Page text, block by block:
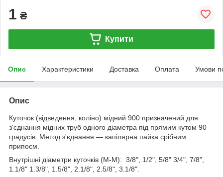
1 ₴
Купити
Опис Характеристики Доставка Оплата Умови
Опис
Куточок (відведення, коліно) мідний 900 призначений для
з'єднання мідних труб одного діаметра під прямим кутом 90
градусів. Метод з'єднання — капілярна пайка срібним
припоєм.
Внутрішні діаметри куточків (М-М): 3/8", 1/2", 5/8" 3/4", 7/8",
1.1/8" 1.3/8", 1.5/8", 2.1/8", 2.5/8", 3.1/8".